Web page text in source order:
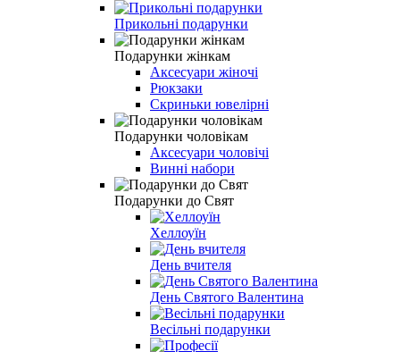
Прикольні подарунки
Подарунки жінкам
Аксесуари жіночі
Рюкзаки
Скриньки ювелірні
Подарунки чоловікам
Аксесуари чоловічі
Винні набори
Подарунки до Свят
Хеллоуїн
День вчителя
День Святого Валентина
Весільні подарунки